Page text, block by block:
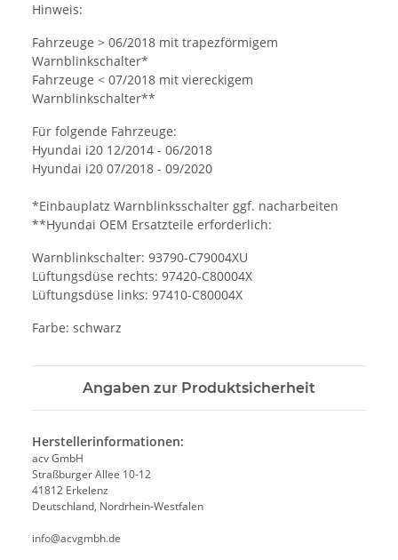
Hinweis:
Fahrzeuge > 06/2018 mit trapezförmigem
Warnblinkschalter*
Fahrzeuge < 07/2018 mit viereckigem
Warnblinkschalter**
Für folgende Fahrzeuge:
Hyundai i20 12/2014 - 06/2018
Hyundai i20 07/2018 - 09/2020
*Einbauplatz Warnblinksschalter ggf. nacharbeiten
**Hyundai OEM Ersatzteile erforderlich:
Warnblinkschalter: 93790-C79004XU
Lüftungsdüse rechts: 97420-C80004X
Lüftungsdüse links: 97410-C80004X
Farbe: schwarz
Angaben zur Produktsicherheit
Herstellerinformationen:
acv GmbH
Straßburger Allee 10-12
41812 Erkelenz
Deutschland, Nordrhein-Westfalen
info@acvgmbh.de